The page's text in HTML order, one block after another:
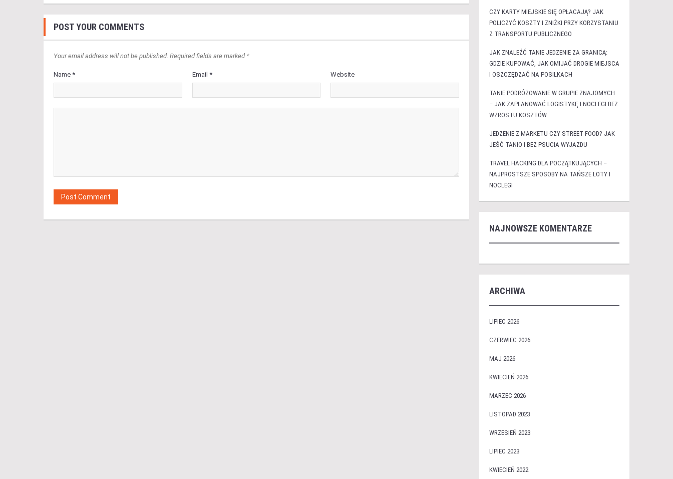
POST YOUR COMMENTS
Your email address will not be published. Required fields are marked *
Name * Email * Website
CZY KARTY MIEJSKIE SIĘ OPŁACAJĄ? JAK
POLICZYĆ KOSZTY I ZNIŻKI PRZY KORZYSTANIU
Z TRANSPORTU PUBLICZNEGO
JAK ZNALEŹĆ TANIE JEDZENIE ZA GRANICĄ:
GDZIE KUPOWAĆ, JAK OMIJAĆ DROGIE MIEJSCA
I OSZCZĘDZAĆ NA POSIŁKACH
TANIE PODRÓŻOWANIE W GRUPIE ZNAJOMYCH
– JAK ZAPLANOWAĆ LOGISTYKĘ I NOCLEGI BEZ
WZROSTU KOSZTÓW
JEDZENIE Z MARKETU CZY STREET FOOD? JAK
JEŚĆ TANIO I BEZ PSUCIA WYJAZDU
TRAVEL HACKING DLA POCZĄTKUJĄCYCH –
NAJPROSTSZE SPOSOBY NA TAŃSZE LOTY I
NOCLEGI
NAJNOWSZE KOMENTARZE
ARCHIWA
LIPIEC 2026
CZERWIEC 2026
MAJ 2026
KWIECIEŃ 2026
MARZEC 2026
LISTOPAD 2023
WRZESIEŃ 2023
LIPIEC 2023
KWIECIEŃ 2022